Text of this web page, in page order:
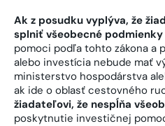
Ak z posudku vyplýva, že
splniť všeobecné podmienky
pomoci podľa tohto zákona a
alebo investícia nebude mať
ministerstvo hospodárstva
ak ide o oblasť cestovného
žiadateľovi, že nespĺňa
poskytnutie investičnej